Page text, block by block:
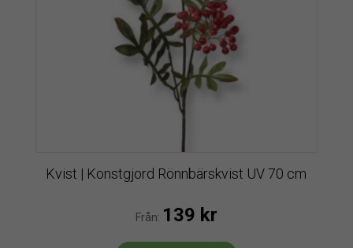
Kvist | Konstgjord Rönnbärskvist UV 70 cm
Från: 139 kr